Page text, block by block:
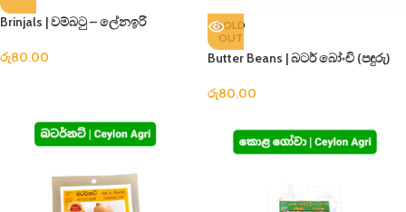
Brinjals | වම්බටු – ලේනඉරි
රු80.00
SOLD
OUT
Butter Beans | බටර් බෝංචි (පඳුරු)
රු80.00